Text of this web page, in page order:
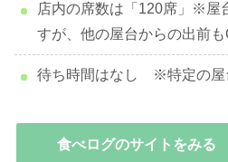
店内の席数は「120席」※屋
すが、他の屋台からの出前も
待ち時間はなし ※特定の屋
食べログのサイトをみる